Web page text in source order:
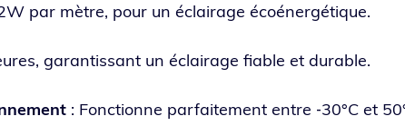
par mètre, pour un éclai­rage écoénergétique.
garan­tis­sant un éclai­rage fiable et durable.
: Fonctionne par­fai­te­ment entre ‑30°C et